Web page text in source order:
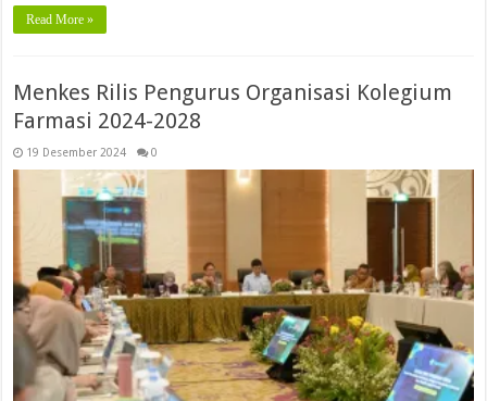
Read More »
Menkes Rilis Pengurus Organisasi Kolegium
Farmasi 2024-2028
19 Desember 2024 0